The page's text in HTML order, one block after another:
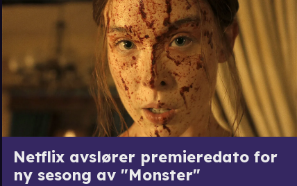
Netflix avslører premieredato for
ny sesong av "Monster"